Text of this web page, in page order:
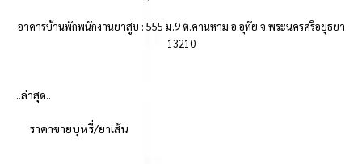
อาคารบ้านพักพนักงานยาสูบ : 555 ม.9 ต.คานหาม อ.อุทัย จ.พระนครศรีอยุธยา
13210
..ล่าสุด..
ราคาขายบุหรี่/ยาเส้น